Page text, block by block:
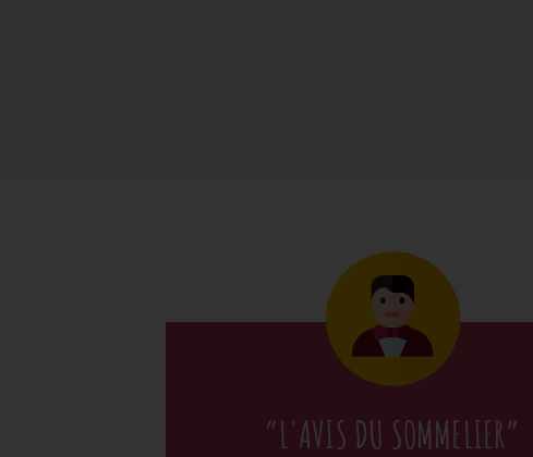
“L'AVIS DU SOMMELIER”